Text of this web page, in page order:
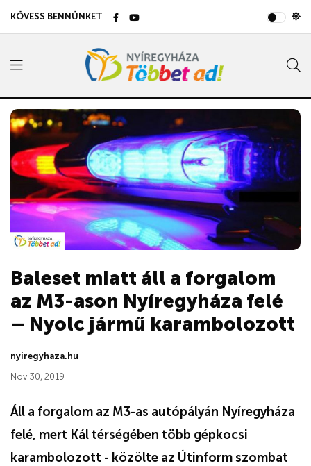
KÖVESS BENNÜNKET
Baleset miatt áll a forgalom
az M3-ason Nyíregyháza felé
– Nyolc jármű karambolozott
nyiregyhaza.hu
Nov 30, 2019
Áll a forgalom az M3-as autópályán Nyíregyháza
felé, mert Kál térségében több gépkocsi
karambolozott - közölte az Útinform szombat